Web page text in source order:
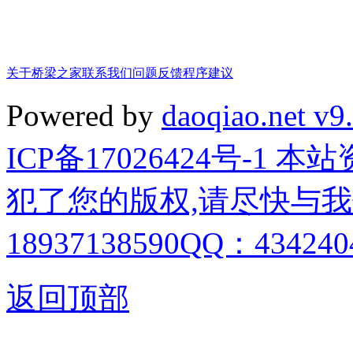
关于桥梁之家联系我们问题反馈程序建议
Powered by daoqiao.net
ICP备17026424号-1 本
犯了您的版权,请尽快与
18937138590QQ：
返回顶部